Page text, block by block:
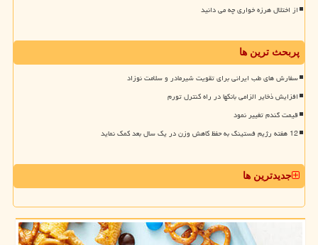
از اختلال هرزه خواری چه می دانید
پربحث ترین ها
سفارش های طب ایرانی برای تقویت شیرمادر و سلامت نوزاد
افزایش ذخایر الزامی بانکها در راه کنترل تورم
قیمت گندم تغییر نمود
12 هفته رژیم فستینگ به حفظ کاهش وزن در یک سال بعد کمک نماید
جدیدترین ها